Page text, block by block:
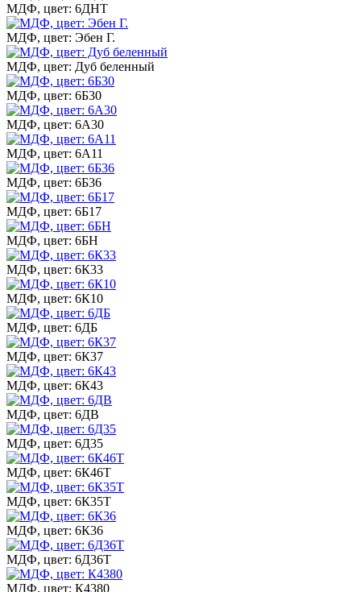
МДФ, цвет: 6ДНТ
МДФ, цвет: Эбен Г.
МДФ, цвет: Дуб беленный
МДФ, цвет: 6Б30
МДФ, цвет: 6А30
МДФ, цвет: 6А11
МДФ, цвет: 6Б36
МДФ, цвет: 6Б17
МДФ, цвет: 6БН
МДФ, цвет: 6К33
МДФ, цвет: 6К10
МДФ, цвет: 6ДБ
МДФ, цвет: 6К37
МДФ, цвет: 6К43
МДФ, цвет: 6ДВ
МДФ, цвет: 6Д35
МДФ, цвет: 6К46Т
МДФ, цвет: 6К35Т
МДФ, цвет: 6К36
МДФ, цвет: 6Д36Т
МДФ, цвет: К4380